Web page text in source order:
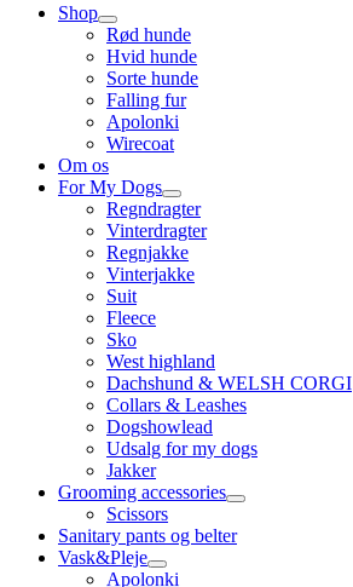
Shop
Rød hunde
Hvid hunde
Sorte hunde
Falling fur
Apolonki
Wirecoat
Om os
For My Dogs
Regndragter
Vinterdragter
Regnjakke
Vinterjakke
Suit
Fleece
Sko
West highland
Dachshund & WELSH CORGI
Collars & Leashes
Dogshowlead
Udsalg for my dogs
Jakker
Grooming accessories
Scissors
Sanitary pants og belter
Vask&Pleje
Apolonki